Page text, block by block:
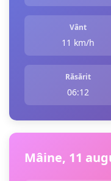
Vânt
11 km/h
Răsărit
06:12
Mâine, 11